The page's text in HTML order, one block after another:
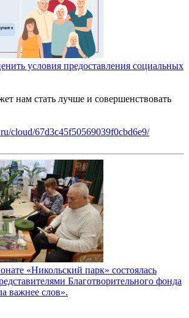
условия предоставления социальных
нам стать лучше и совершенствовать
cloud/67d3c45f50569039f0cbd6e9/
«Никольский парк» состоялась
Благотворительного фонда
важнее слов».